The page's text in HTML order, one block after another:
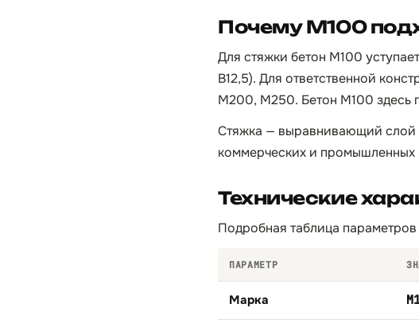
Почему М100
Для стяжки бетон М100
B12,5). Для ответственной
М200, М250. Бетон М100 здесь
Стяжка — выравнивающий слой
коммерческих и
Технические
Подробная таблица
ПАРАМЕТР
Марка